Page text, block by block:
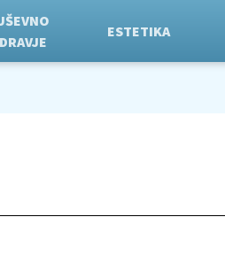
ESTETIKA